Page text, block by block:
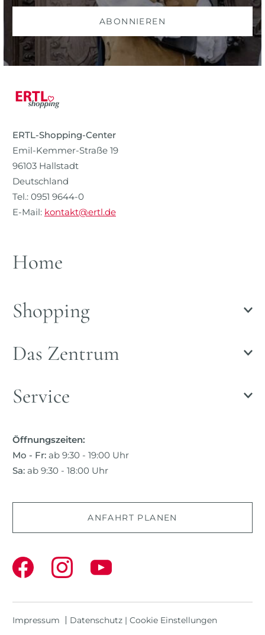
ABONNIEREN
ERTL-Shopping-Center
Emil-Kemmer-Straße 19
96103 Hallstadt
Deutschland
Tel.: 0951 9644-0
E-Mail: kontakt@ertl.de
Home
Shopping
Das Zentrum
Service
Öffnungszeiten:
Mo - Fr: ab 9:30 - 19:00 Uhr
Sa: ab 9:30 - 18:00 Uhr
ANFAHRT PLANEN
Impressum Datenschutz | Cookie Einstellungen